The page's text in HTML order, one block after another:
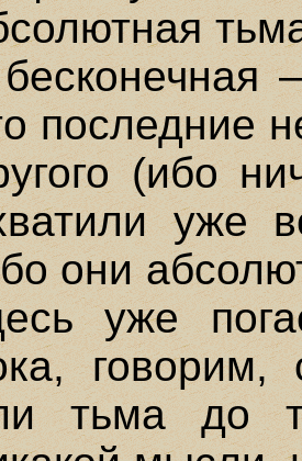
последние
(ибо
уже
они
уже
говорим,
тьма до